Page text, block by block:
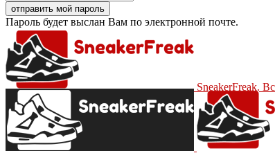
Пароль будет выслан Вам по электронной почте.
SneakerFreak.